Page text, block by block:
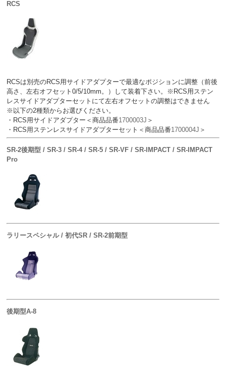
RCS
RCSは別売のRCS用サイドアダプターで最適なポジションに調整（前後
高さ、左右オフセット0/5/10mm。）して装着下さい。※RCS用ステン
レスサイドアダプターセットにて左右オフセットの調整はできません
※以下の2種類からお選びください。
・RCS用サイドアダプター＜商品品番1700003J ＞
・RCS用ステンレスサイドアダプターセット＜商品品番1700004J ＞
SR-2後期型 / SR-3 / SR-4 / SR-5 / SR-VF / SR-IMPACT / SR-IMPACT
Pro
ラリースペシャル / 初代SR / SR-2前期型
後期型A-8